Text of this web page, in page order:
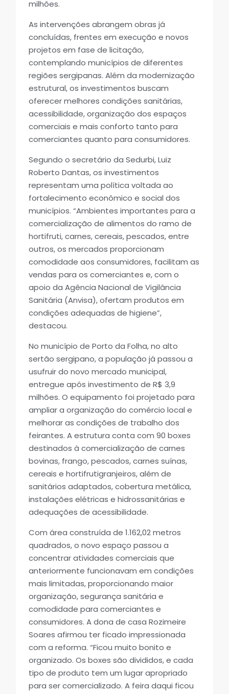
milhões.
As intervenções abrangem obras já
concluídas, frentes em execução e novos
projetos em fase de licitação,
contemplando municípios de diferentes
regiões sergipanas. Além da modernização
estrutural, os investimentos buscam
oferecer melhores condições sanitárias,
acessibilidade, organização dos espaços
comerciais e mais conforto tanto para
comerciantes quanto para consumidores.
Segundo o secretário da Sedurbi, Luiz
Roberto Dantas, os investimentos
representam uma política voltada ao
fortalecimento econômico e social dos
municípios. “Ambientes importantes para a
comercialização de alimentos do ramo de
hortifruti, carnes, cereais, pescados, entre
outros, os mercados proporcionam
comodidade aos consumidores, facilitam as
vendas para os comerciantes e, com o
apoio da Agência Nacional de Vigilância
Sanitária (Anvisa), ofertam produtos em
condições adequadas de higiene”,
destacou.
No município de Porto da Folha, no alto
sertão sergipano, a população já passou a
usufruir do novo mercado municipal,
entregue após investimento de R$ 3,9
milhões. O equipamento foi projetado para
ampliar a organização do comércio local e
melhorar as condições de trabalho dos
feirantes. A estrutura conta com 90 boxes
destinados à comercialização de carnes
bovinas, frango, pescados, carnes suínas,
cereais e hortifrutigranjeiros, além de
sanitários adaptados, cobertura metálica,
instalações elétricas e hidrossanitárias e
adequações de acessibilidade.
Com área construída de 1.162,02 metros
quadrados, o novo espaço passou a
concentrar atividades comerciais que
anteriormente funcionavam em condições
mais limitadas, proporcionando maior
organização, segurança sanitária e
comodidade para comerciantes e
consumidores. A dona de casa Rozimeire
Soares afirmou ter ficado impressionada
com a reforma. “Ficou muito bonito e
organizado. Os boxes são divididos, e cada
tipo de produto tem um lugar apropriado
para ser comercializado. A feira daqui ficou